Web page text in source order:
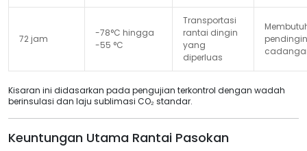
72 jam
-78°C hingga
-55 °C
Transportasi
rantai dingin
yang
diperluas
Kisaran ini didasarkan pada pengujian terkontrol dengan wadah
berinsulasi dan laju sublimasi CO₂ standar.
Keuntungan Utama Rantai Pasokan